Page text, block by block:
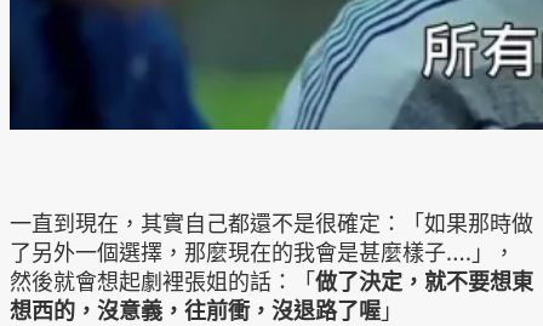
一直到現在，其實自己都還不是很確定：「如果那時做
了另外一個選擇，那麼現在的我會是甚麼樣子….」，
然後就會想起劇裡張姐的話：「做了決定，就不要想東
想西的，沒意義，往前衝，沒退路了喔 」